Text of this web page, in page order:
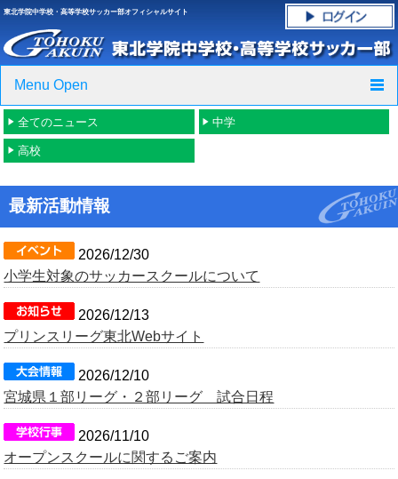
東北学院中学校・高等学校サッカー部オフィシャルサイト
Menu Open
TOP
フォトギャラリー
全てのニュース 中学
高校
最新活動情報
2026/12/30
小学生対象のサッカースクールについて
2026/12/13
プリンスリーグ東北Webサイト
2026/12/10
宮城県１部リーグ・２部リーグ 試合日程
2026/11/10
オープンスクールに関するご案内